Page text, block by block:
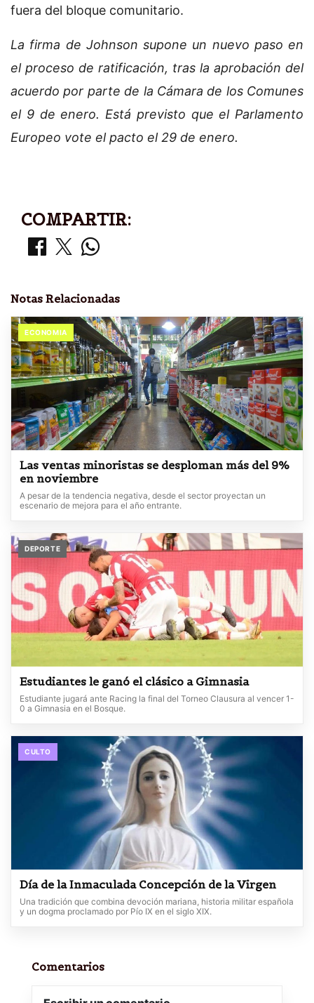
fuera del bloque comunitario.
La firma de Johnson supone un nuevo paso en
el proceso de ratificación, tras la aprobación del
acuerdo por parte de la Cámara de los Comunes
el 9 de enero. Está previsto que el Parlamento
Europeo vote el pacto el 29 de enero.
COMPARTIR:
Notas Relacionadas
ECONOMIA
Las ventas minoristas se desploman más del 9%
en noviembre
A pesar de la tendencia negativa, desde el sector proyectan un
escenario de mejora para el año entrante.
DEPORTE
Estudiantes le ganó el clásico a Gimnasia
Estudiante jugará ante Racing la final del Torneo Clausura al vencer 1-
0 a Gimnasia en el Bosque.
CULTO
Día de la Inmaculada Concepción de la Virgen
Una tradición que combina devoción mariana, historia militar española
y un dogma proclamado por Pío IX en el siglo XIX.
Comentarios